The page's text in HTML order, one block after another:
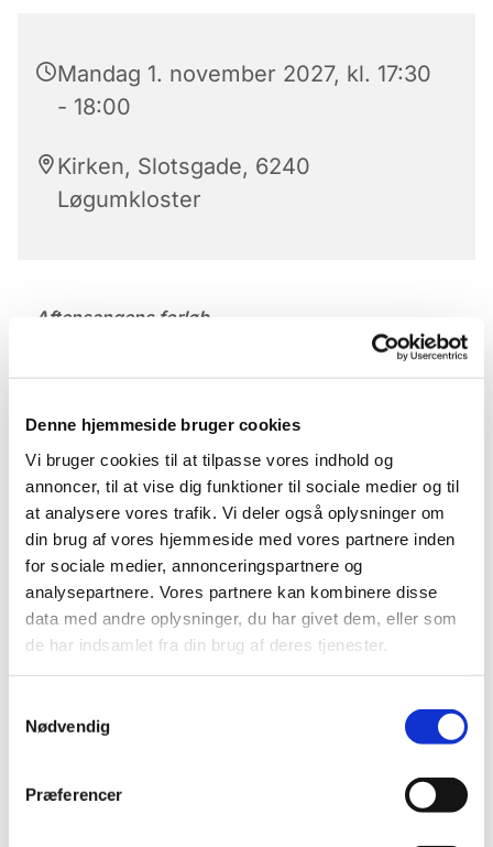
Denne hjemmeside bruger cookies
Vi bruger cookies til at tilpasse vores indhold og
annoncer, til at vise dig funktioner til sociale medier og til
at analysere vores trafik. Vi deler også oplysninger om
din brug af vores hjemmeside med vores partnere inden
for sociale medier, annonceringspartnere og
analysepartnere. Vores partnere kan kombinere disse
data med andre oplysninger, du har givet dem, eller som
de har indsamlet fra din brug af deres tjenester.
Nødvendig
Præferencer
Mandag 1. november 2027, kl. 17:30
- 18:00
Kirken, Slotsgade, 6240
Løgumkloster
Aftensangens forløb
Der er aftensang mandag til lørdag kl. 17.30 – 18 i
Aftensangens forløb (med undtagelse af onsdag)
Præludium
1. salme
Læsning og bøn
2. salme
Velsignelse